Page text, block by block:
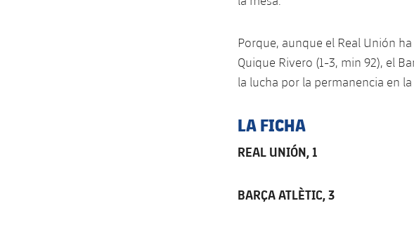
Porque, aunque el Real Unión
Quique Rivero (1-3, min 92), el
la lucha por la permanencia en la
LA FICHA
REAL UNIÓN, 1
BARÇA ATLÈTIC, 3